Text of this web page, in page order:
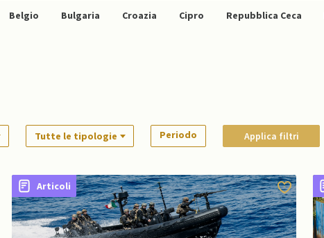
Belgio Bulgaria Croazia Cipro Repubblica Ceca
Tutte le tipologie Periodo Applica filtri
Articoli